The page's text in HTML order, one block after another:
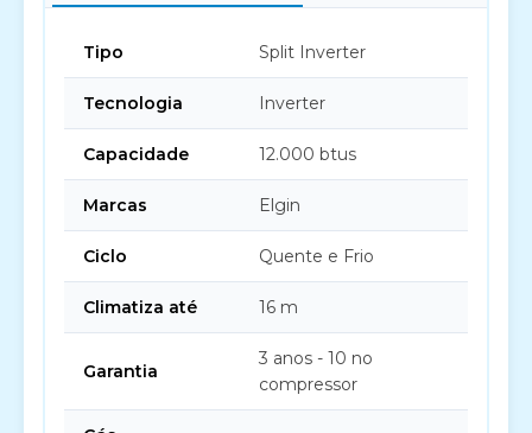
Tipo Split Inverter
Tecnologia Inverter
Capacidade 12.000 btus
Marcas Elgin
Ciclo Quente e Frio
Climatiza até 16 m
Garantia
3 anos - 10 no
compressor